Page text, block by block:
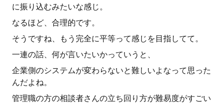
に振り込むみたいな感じ。
なるほど、合理的です。
そうですね、もう完全に平等って感じを目指してて。
一連の話、何が言いたいかっていうと、
企業側のシステムが変わらないと難しいよなって思った
んだよね。
管理職の方の相談者さんの立ち回り方が難易度がすごい